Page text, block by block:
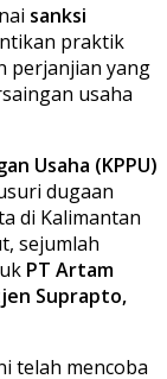
sanksi
praktik
perjanjian yang
usaha
Usaha (KPPU)
dugaan
di Kalimantan
sejumlah
PT Artam
Suprapto,
telah mencoba